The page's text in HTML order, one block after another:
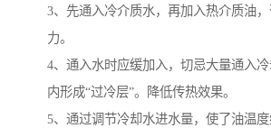
3、先通入冷介质水，再加入热介质油
力。
4、通入水时应缓加入，切忌大量通入
内形成“过冷层”。降低传热效果。
5、通过调节冷却水进水量，使了油温度